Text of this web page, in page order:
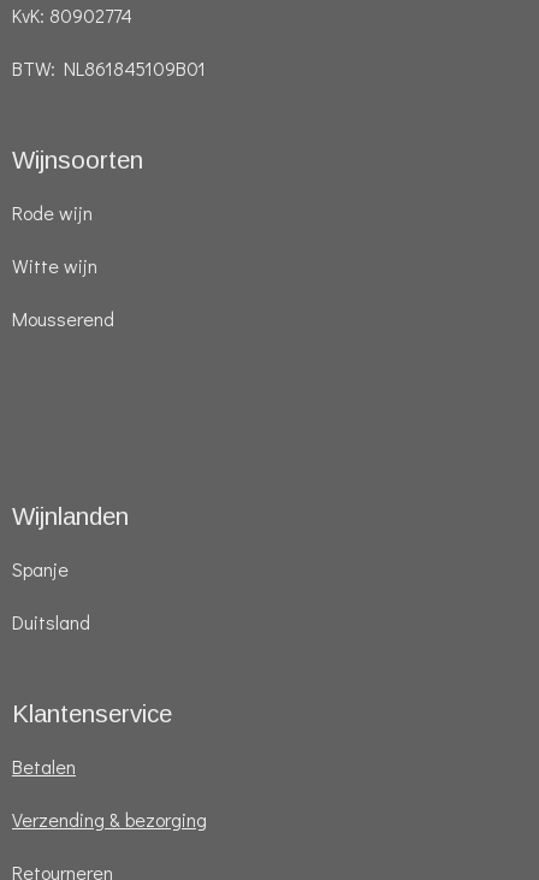
KvK: 80902774
BTW: NL861845109B01
Wijnsoorten
Rode wijn
Witte wijn
Mousserend
Wijnlanden
Spanje
Duitsland
Klantenservice
Betalen
Verzending & bezorging
Retourneren